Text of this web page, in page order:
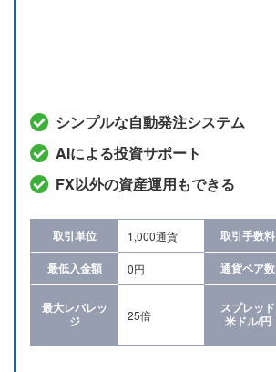
シンプルな自動発注システム
AIによる投資サポート
FX以外の資産運用もできる
取引単位 1,000通貨 取引手数料
最低入金額 0円 通貨ペア数
最大レバレッ
ジ
25倍
スプレッド
米ドル/円